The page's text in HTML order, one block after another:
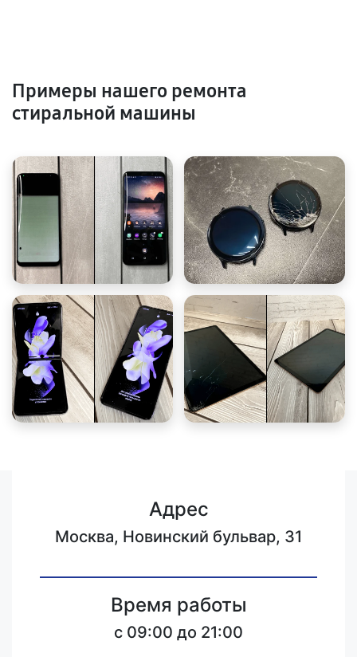
Примеры нашего ремонта
стиральной машины
Адрес
Москва, Новинский бульвар, 31
Время работы
c 09:00 до 21:00